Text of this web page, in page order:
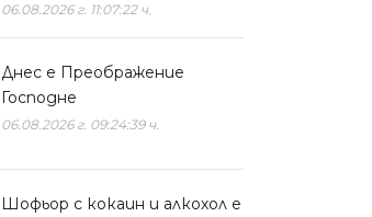
06.08.2026 г. 11:07:22 ч.
Днес е Преображение
Господне
06.08.2026 г. 09:24:39 ч.
Шофьор с кокаин и алкохол е